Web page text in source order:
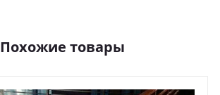
Похожие товары